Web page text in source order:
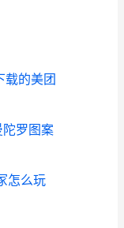
载的美团
罗图案
怎么玩